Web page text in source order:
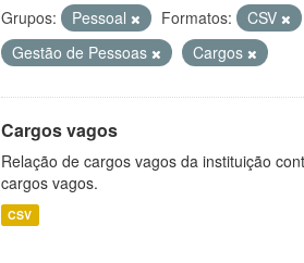
Grupos: Pessoal Formatos: CSV
Gestão de Pessoas
Cargos
Cargos vagos
Relação de cargos vagos da instituição
cargos vagos.
CSV